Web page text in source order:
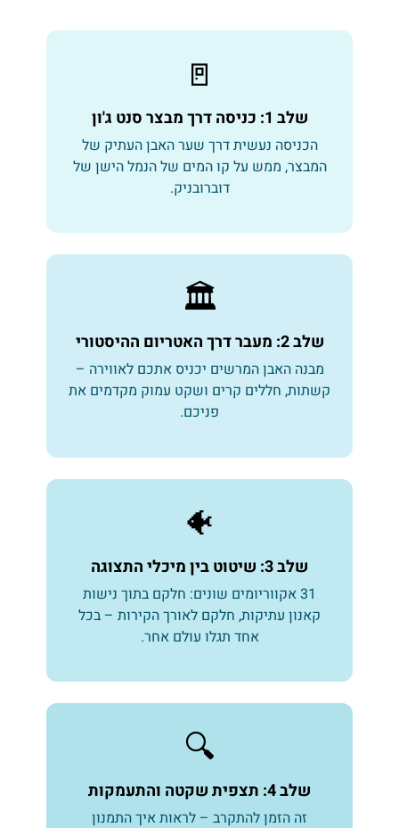
🚪
שלב 1: כניסה דרך מבצר סנט ג'ון
הכניסה נעשית דרך שער האבן העתיק של
המבצר, ממש על קו המים של הנמל הישן של
דוברובניק.
🏛️
שלב 2: מעבר דרך האטריום ההיסטורי
מבנה האבן המרשים יכניס אתכם לאווירה –
קשתות, חללים קרים ושקט עמוק מקדמים את
פניכם.
🐠
שלב 3: שיטוט בין מיכלי התצוגה
31 אקווריומים שונים: חלקם בתוך נישות
קאנון עתיקות, חלקם לאורך הקירות – בכל
אחד תגלו עולם אחר.
🔍
שלב 4: תצפית שקטה והתעמקות
זה הזמן להתקרב – לראות איך התמנון